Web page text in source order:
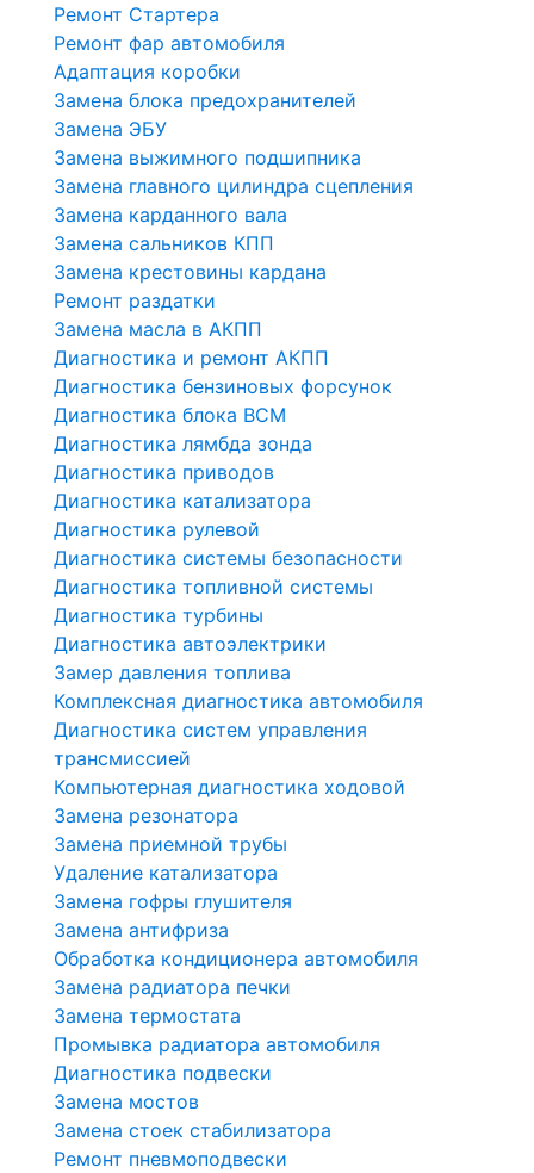
Ремонт Стартера
Ремонт фар автомобиля
Адаптация коробки
Замена блока предохранителей
Замена ЭБУ
Замена выжимного подшипника
Замена главного цилиндра сцепления
Замена карданного вала
Замена сальников КПП
Замена крестовины кардана
Ремонт раздатки
Замена масла в АКПП
Диагностика и ремонт АКПП
Диагностика бензиновых форсунок
Диагностика блока BCM
Диагностика лямбда зонда
Диагностика приводов
Диагностика катализатора
Диагностика рулевой
Диагностика системы безопасности
Диагностика топливной системы
Диагностика турбины
Диагностика автоэлектрики
Замер давления топлива
Комплексная диагностика автомобиля
Диагностика систем управления
трансмиссией
Компьютерная диагностика ходовой
Замена резонатора
Замена приемной трубы
Удаление катализатора
Замена гофры глушителя
Замена антифриза
Обработка кондиционера автомобиля
Замена радиатора печки
Замена термостата
Промывка радиатора автомобиля
Диагностика подвески
Замена мостов
Замена стоек стабилизатора
Ремонт пневмоподвески